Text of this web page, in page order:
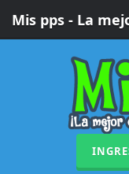
Mis pps - La